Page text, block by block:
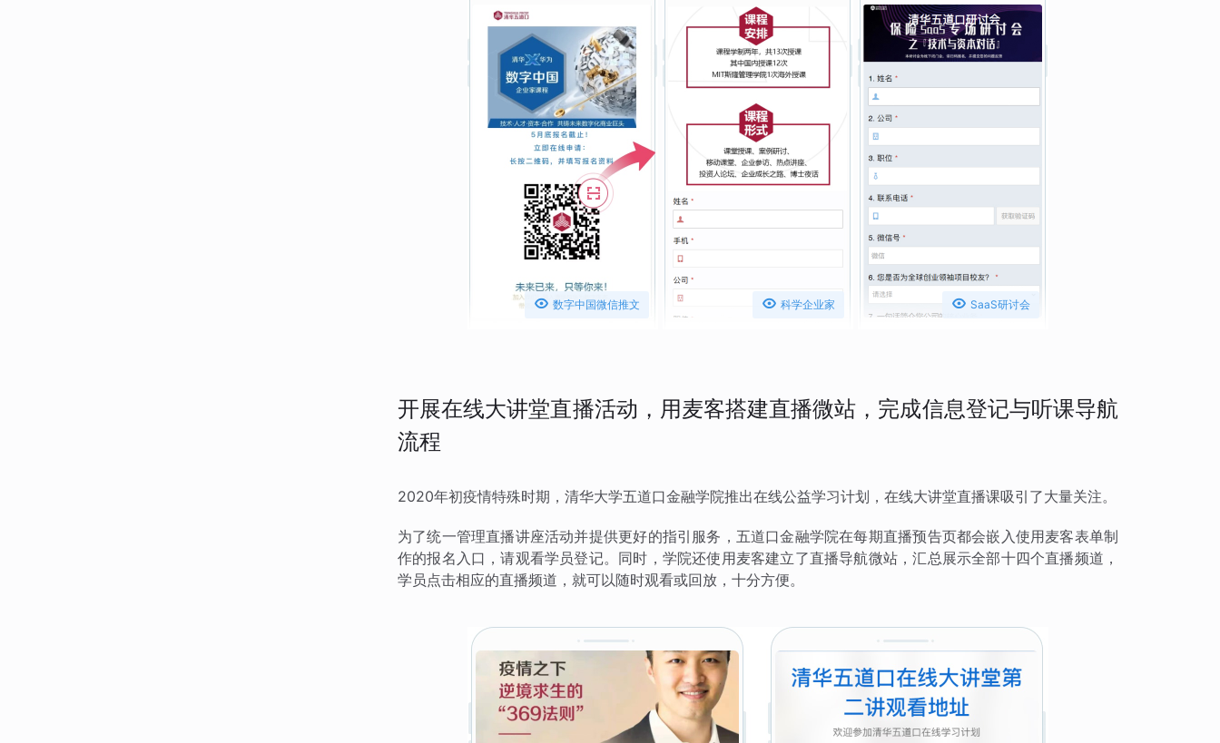
 数字中国微信推文  科学企业家  SaaS研讨会
开展在线大讲堂直播活动，用麦客搭建直播微站，完成信息登记与听课导航
流程
2020年初疫情特殊时期，清华大学五道口金融学院推出在线公益学习计划，在线大讲堂直播课吸引了大量关注。
为了统一管理直播讲座活动并提供更好的指引服务，五道口金融学院在每期直播预告页都会嵌入使用麦客表单制
作的报名入口，请观看学员登记。同时，学院还使用麦客建立了直播导航微站，汇总展示全部十四个直播频道，
学员点击相应的直播频道，就可以随时观看或回放，十分方便。